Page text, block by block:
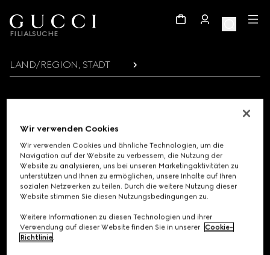
FILIALSUCHE
LAND/REGION, STADT
Erhalten Sie exklusive Informationen zum Start der Kollektion, persönliche
Mitteilungen und weitere spannende Neuigkeiten aus der Welt von Gucci.
E-Mail
Wir verwenden Cookies
Wir verwenden Cookies und ähnliche Technologien, um die
Navigation auf der Website zu verbessern, die Nutzung der
Website zu analysieren, uns bei unseren Marketingaktivitäten zu
unterstützen und Ihnen zu ermöglichen, unsere Inhalte auf Ihren
sozialen Netzwerken zu teilen. Durch die weitere Nutzung dieser
Website stimmen Sie diesen Nutzungsbedingungen zu.
Weitere Informationen zu diesen Technologien und ihrer
Verwendung auf dieser Website finden Sie in unserer Cookie-
Richtlinie.